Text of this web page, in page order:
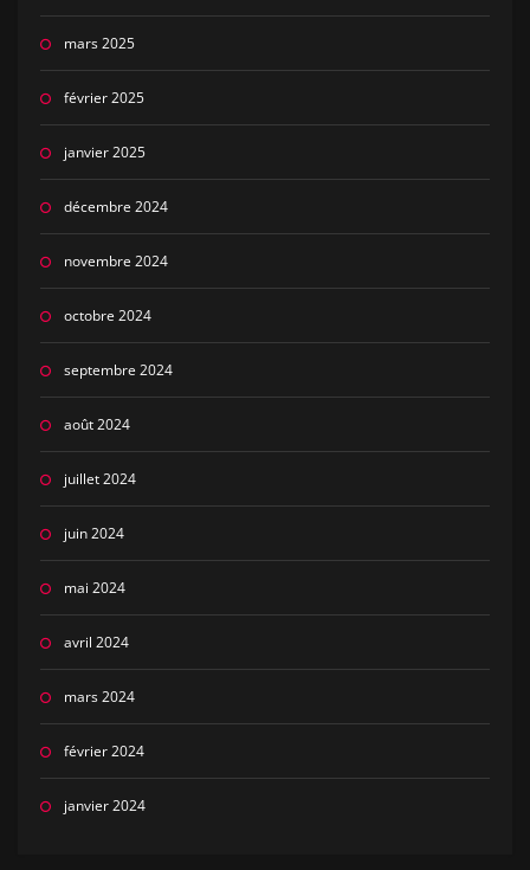
mars 2025
février 2025
janvier 2025
décembre 2024
novembre 2024
octobre 2024
septembre 2024
août 2024
juillet 2024
juin 2024
mai 2024
avril 2024
mars 2024
février 2024
janvier 2024